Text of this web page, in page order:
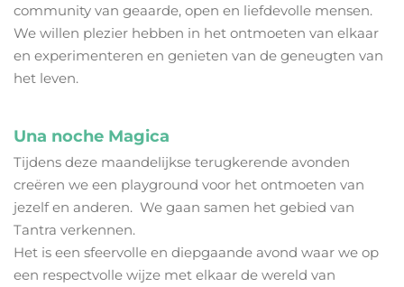
community van geaarde, open en liefdevolle mensen.
We willen plezier hebben in het ontmoeten van elkaar
en experimenteren en genieten van de geneugten van
het leven.
Una noche Magica
Tijdens deze maandelijkse terugkerende avonden
creëren we een playground voor het ontmoeten van
jezelf en anderen. We gaan samen het gebied van
Tantra verkennen.
Het is een sfeervolle en diepgaande avond waar we op
een respectvolle wijze met elkaar de wereld van